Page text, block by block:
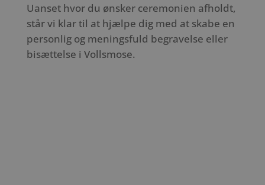
Uanset hvor du ønsker ceremonien afholdt,
står vi klar til at hjælpe dig med at skabe en
personlig og meningsfuld begravelse eller
bisættelse i Vollsmose.